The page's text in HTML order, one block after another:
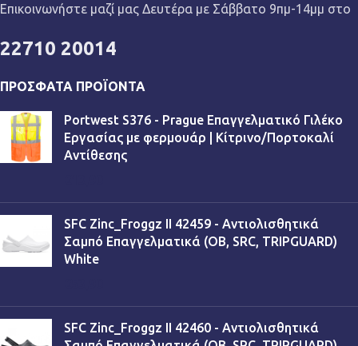
Επικοινωνήστε μαζί μας Δευτέρα με Σάββατο 9πμ-14μμ στο
22710 20014
ΠΡΌΣΦΑΤΑ ΠΡΟΪΌΝΤΑ
Portwest S376 - Prague Επαγγελματικό Γιλέκο
Εργασίας με φερμουάρ | Κίτρινο/Πορτοκαλί
Αντίθεσης
SFC Zinc_Froggz II 42459 - Αντιολισθητικά
Σαμπό Επαγγελματικά (OB, SRC, TRIPGUARD)
White
SFC Zinc_Froggz II 42460 - Αντιολισθητικά